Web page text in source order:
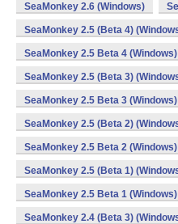
SeaMonkey 2.6 (Windows)
SeaMonkey 2.5 (Beta 4)
SeaMonkey 2.5 Beta 4 (Windows)
SeaMonkey 2.5 (Beta 3)
SeaMonkey 2.5 Beta 3 (Windows)
SeaMonkey 2.5 (Beta 2)
SeaMonkey 2.5 Beta 2 (Windows)
SeaMonkey 2.5 (Beta 1)
SeaMonkey 2.5 Beta 1 (Windows)
SeaMonkey 2.4 (Beta 3)